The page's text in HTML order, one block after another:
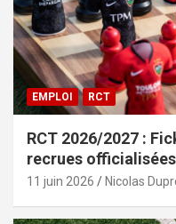
EMPLOI RCT
RCT 2026/2027 :
recrues officialisées
11 juin 2026 Nicolas